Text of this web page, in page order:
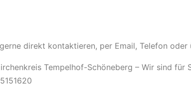
direkt kontaktieren, per Email, Telefon
Tempelhof-Schöneberg – Wir sind für